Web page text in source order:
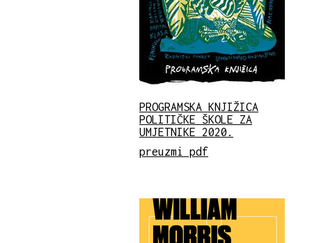
PROGRAMSKA KNJIŽICA
POLITIČKE ŠKOLE ZA
UMJETNIKE 2020.
preuzmi pdf